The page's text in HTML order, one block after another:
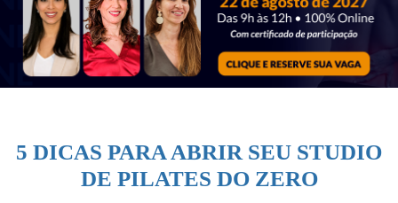
5 DICAS PARA ABRIR SEU STUDIO
DE PILATES DO ZERO